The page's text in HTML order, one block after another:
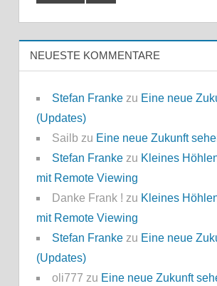
NEUESTE KOMMENTARE
Stefan Frankezu Eine neue
(Updates)
Sailb zu Eine neue Zukunft
Stefan Frankezu Kleines
mit Remote Viewing
Danke Frank ! zu Kleines
mit Remote Viewing
Stefan Frankezu Eine neue
(Updates)
oli777 zu Eine neue Zukunft